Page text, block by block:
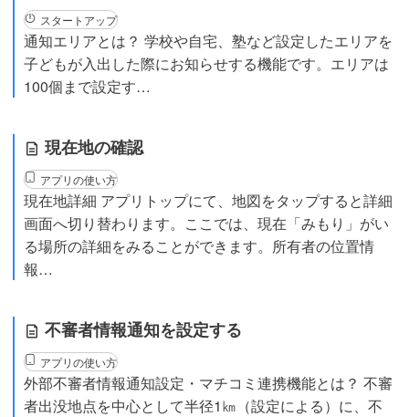
スタートアップ
通知エリアとは？ 学校や自宅、塾など設定したエリアを
子どもが入出した際にお知らせする機能です。エリアは
100個まで設定す…
現在地の確認
アプリの使い方
現在地詳細 アプリトップにて、地図をタップすると詳細
画面へ切り替わります。ここでは、現在「みもり」がい
る場所の詳細をみることができます。所有者の位置情
報…
不審者情報通知を設定する
アプリの使い方
外部不審者情報通知設定・マチコミ連携機能とは？ 不審
者出没地点を中心として半径1㎞（設定による）に、不